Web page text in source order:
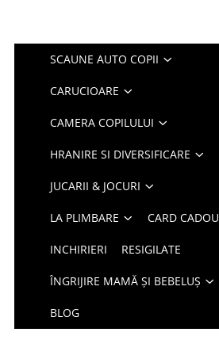
SCAUNE AUTO COPII
CARUCIOARE
CAMERA COPILULUI
HRANIRE SI DIVERSIFICARE
JUCARII & JOCURI
LA PLIMBARE CARD CADOU
INCHIRIERI RESIGILATE
ÎNGRIJIRE MAMĂ ȘI BEBELUȘ
BLOG